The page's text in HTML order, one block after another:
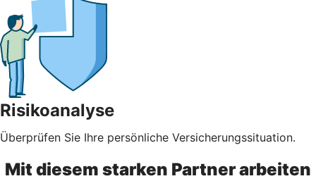
Risikoanalyse
Überprüfen Sie Ihre persönliche Versicherungssituation.
Mit diesem starken Partner arbeiten